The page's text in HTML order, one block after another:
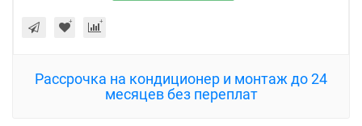
Рассрочка на кондиционер и монтаж до 24
месяцев без переплат